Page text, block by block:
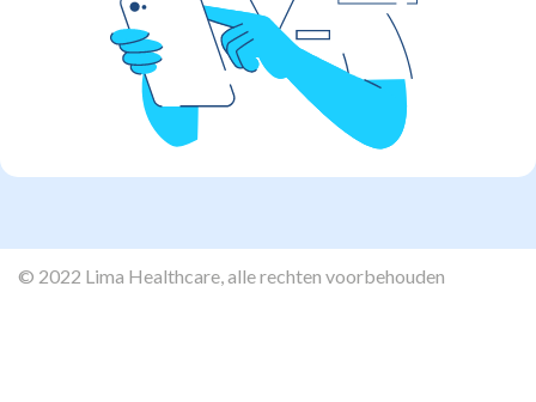
© 2022 Lima Healthcare, alle rechten voorbehouden